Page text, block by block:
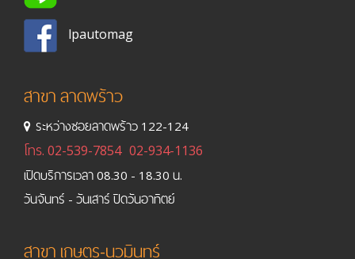
lpautomag
สาขา ลาดพร้าว
ระหว่างซอยลาดพร้าว 122-124
โทร. 02-539-7854 02-934-1136
เปิดบริการเวลา 08.30 - 18.30 น.
วันจันทร์ - วันเสาร์ ปิดวันอาทิตย์
สาขา เกษตร-นวมินทร์